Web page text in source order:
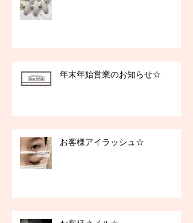
年末年始営業のお知らせ☆
お客様アイラッシュ☆